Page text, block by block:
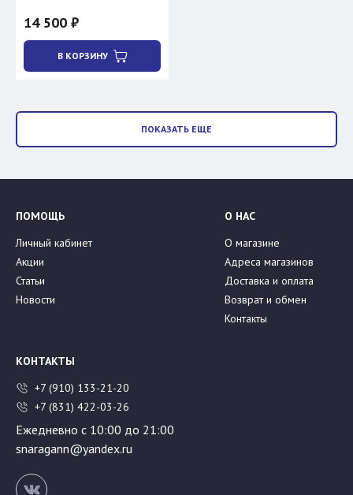
14 500 ₽
В КОРЗИНУ
ПОКАЗАТЬ ЕЩЕ
ПОМОЩЬ
Личный кабинет
Акции
Статьи
Новости
О НАС
О магазине
Адреса магазинов
Доставка и оплата
Возврат и обмен
Контакты
КОНТАКТЫ
+7 (910) 133-21-20
+7 (831) 422-03-26
Ежедневно с 10:00 до 21:00
snaragann@yandex.ru